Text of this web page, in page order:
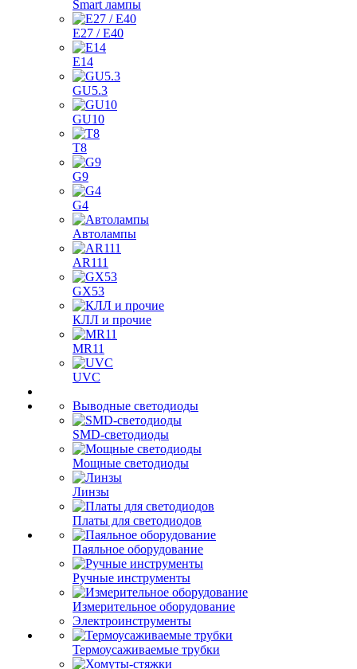
Smart лампы
E27 / E40
E14
GU5.3
GU10
T8
G9
G4
Автолампы
AR111
GX53
КЛЛ и прочие
MR11
UVC
Выводные светодиоды
SMD-светодиоды
Мощные светодиоды
Линзы
Платы для светодиодов
Паяльное оборудование
Ручные инструменты
Измерительное оборудование
Электроинструменты
Термоусаживаемые трубки